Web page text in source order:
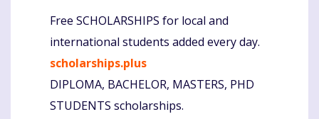
Free SCHOLARSHIPS for local and
international students added every day.
scholarships.plus
DIPLOMA, BACHELOR, MASTERS, PHD
STUDENTS scholarships.